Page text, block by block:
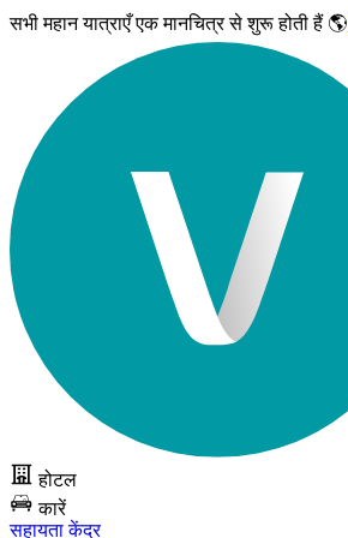
सभी महान यात्राएँएक मानचित्र से शुरू होती हैं 🌎
होटल
कारें
सहायता केंद्र